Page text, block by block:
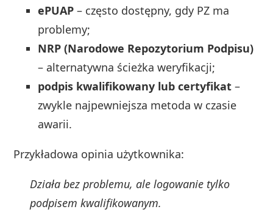
ePUAP – często dostępny, gdy PZ ma
problemy;
NRP (Narodowe Repozytorium Podpisu)
– alternatywna ścieżka weryfikacji;
podpis kwalifikowany lub certyfikat –
zwykle najpewniejsza metoda w czasie
awarii.
Przykładowa opinia użytkownika:
Działa bez problemu, ale logowanie tylko
podpisem kwalifikowanym.